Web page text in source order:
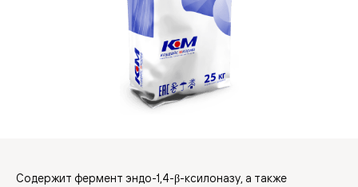
Содержит фермент эндо-1,4-β-ксилоназу, а также